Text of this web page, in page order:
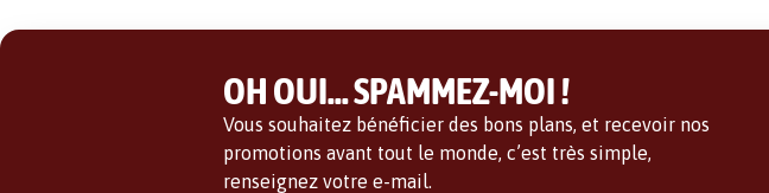
OH OUI... SPAMMEZ-MOI !
Vous souhaitez bénéficier des bons plans, et recevoir nos
promotions avant tout le monde, c’est très simple,
renseignez votre e-mail.